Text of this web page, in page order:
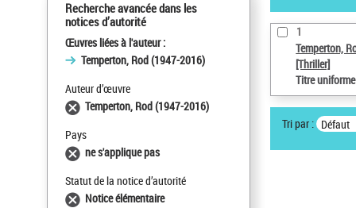
Recherche avancée dans les
notices d’autorité
Œuvres liées à l'auteur :
Temperton, Rod (1947-2016)
Auteur d’œuvre
Temperton, Rod (1947-2016)
Pays
ne s'applique pas
Statut de la notice d’autorité
Notice élémentaire
1
Temperton,
[Thriller]
Titre
Tri par : Défaut